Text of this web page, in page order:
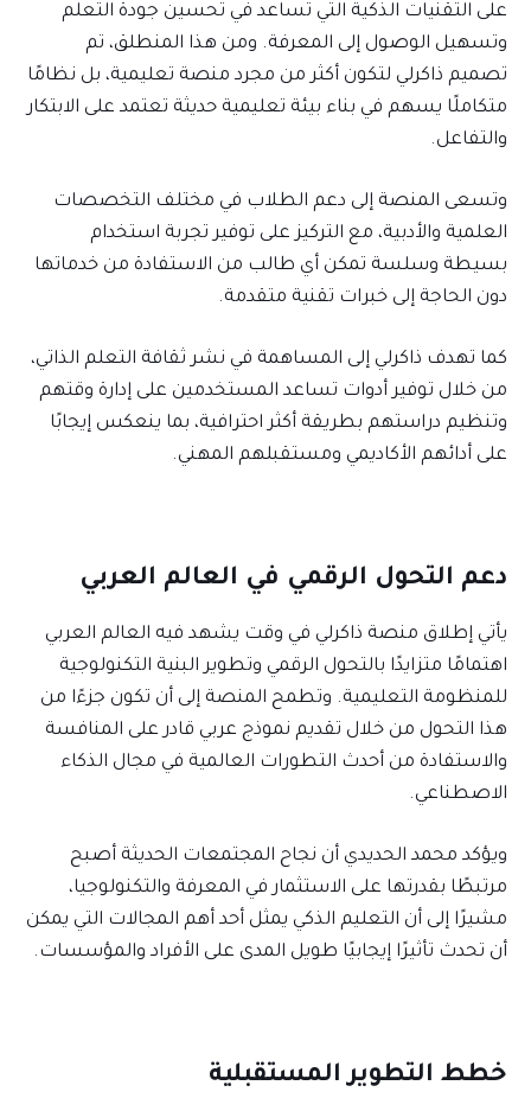
على التقنيات الذكية التي تساعد في تحسين جودة التعلم
وتسهيل الوصول إلى المعرفة. ومن هذا المنطلق، تم
تصميم ذاكرلي لتكون أكثر من مجرد منصة تعليمية، بل نظامًا
متكاملًا يسهم في بناء بيئة تعليمية حديثة تعتمد على الابتكار
والتفاعل.
وتسعى المنصة إلى دعم الطلاب في مختلف التخصصات
العلمية والأدبية، مع التركيز على توفير تجربة استخدام
بسيطة وسلسة تمكن أي طالب من الاستفادة من خدماتها
دون الحاجة إلى خبرات تقنية متقدمة.
كما تهدف ذاكرلي إلى المساهمة في نشر ثقافة التعلم الذاتي،
من خلال توفير أدوات تساعد المستخدمين على إدارة وقتهم
وتنظيم دراستهم بطريقة أكثر احترافية، بما ينعكس إيجابًا
على أدائهم الأكاديمي ومستقبلهم المهني.
دعم التحول الرقمي في العالم العربي
يأتي إطلاق منصة ذاكرلي في وقت يشهد فيه العالم العربي
اهتمامًا متزايدًا بالتحول الرقمي وتطوير البنية التكنولوجية
للمنظومة التعليمية. وتطمح المنصة إلى أن تكون جزءًا من
هذا التحول من خلال تقديم نموذج عربي قادر على المنافسة
والاستفادة من أحدث التطورات العالمية في مجال الذكاء
الاصطناعي.
ويؤكد محمد الحديدي أن نجاح المجتمعات الحديثة أصبح
مرتبطًا بقدرتها على الاستثمار في المعرفة والتكنولوجيا،
مشيرًا إلى أن التعليم الذكي يمثل أحد أهم المجالات التي يمكن
أن تحدث تأثيرًا إيجابيًا طويل المدى على الأفراد والمؤسسات.
خطط التطوير المستقبلية